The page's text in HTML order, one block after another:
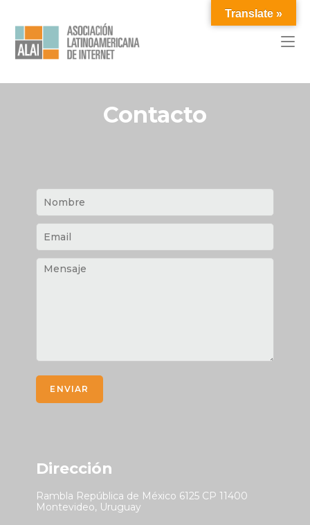
Contacto
ENVIAR
Dirección
Rambla República de México 6125 CP 11400
Montevideo, Uruguay
Translate »